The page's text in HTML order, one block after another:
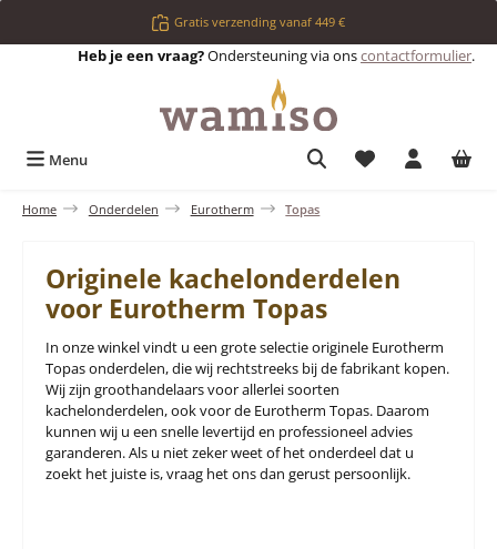
Ga naar de hoofdinhoudGratis verzending vanaf 449 €
Heb je een vraag?Ondersteuning via onscontactformulier.
Menu Je hebt 0 items
Home Onderdelen Eurotherm Topas
Originele kachelonderdelen
voor Eurotherm Topas
In onze winkel vindt u een grote selectie originele Eurotherm
Topas onderdelen, die wij rechtstreeks bij de fabrikant kopen.
Wij zijn groothandelaars voor allerlei soorten
kachelonderdelen, ook voor de Eurotherm Topas. Daarom
kunnen wij u een snelle levertijd en professioneel advies
garanderen. Als u niet zeker weet of het onderdeel dat u
zoekt het juiste is, vraag het ons dan gerust persoonlijk.